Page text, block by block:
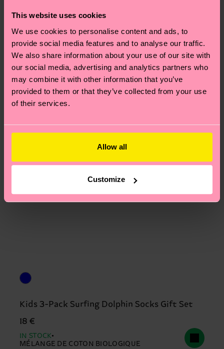
This website uses cookies
We use cookies to personalise content and ads, to
provide social media features and to analyse our traffic.
We also share information about your use of our site with
our social media, advertising and analytics partners who
may combine it with other information that you’ve
provided to them or that they’ve collected from your use
of their services.
Allow all
Customize
composition-recycled-pre-consumer-polyamide,
6% Polyamide, 1% Elasthanne
ARTICLE 2:79% Mélange de coton biologique, 14%
composition-recycled-pre-consumer-polyamide,
6% Polyamide, 1% Elasthanne
ARTICLE 3:79% Mélange de coton biologique, 14%
composition-recycled-pre-consumer-polyamide,
6% Polyamide, 1% Elasthanne
Développement durable
Vous avez des questions sur les retours ? Visitez
notre pageRetour pour trouver les réponses aux
questions les plus fréquemment posées.
Kids 3-Pack Surfing Dolphin Socks Gift Set
18 €
IN STOCK
MÉLANGE DE COTON BIOLOGIQUE